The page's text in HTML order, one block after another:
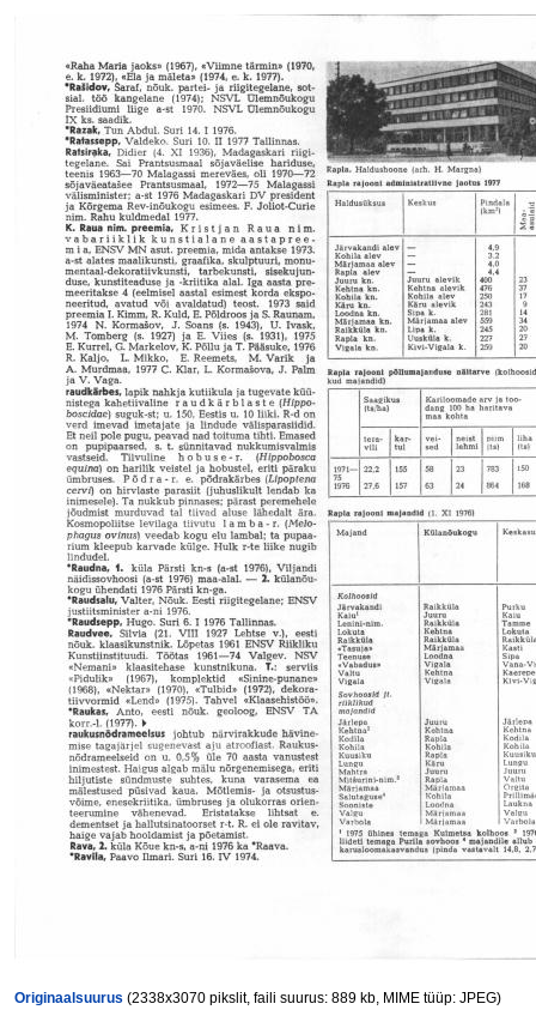
Originaalsuurus (2338x3070 pikslit, faili suurus: 889 kb, MIME tüüp: JPEG)